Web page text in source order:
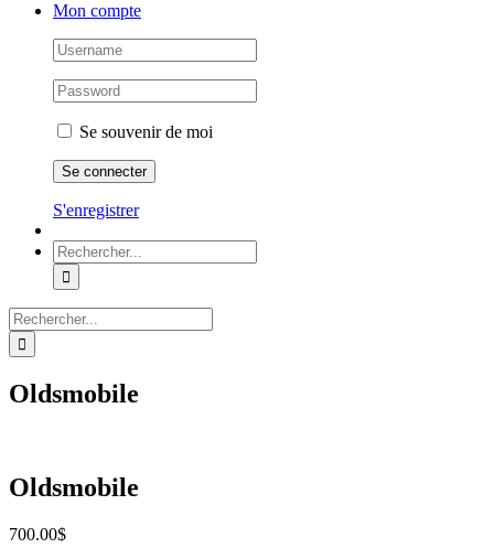
Mon compte
Se souvenir de moi
S'enregistrer
Rechercher:
Rechercher:
Oldsmobile
Oldsmobile
700.00$